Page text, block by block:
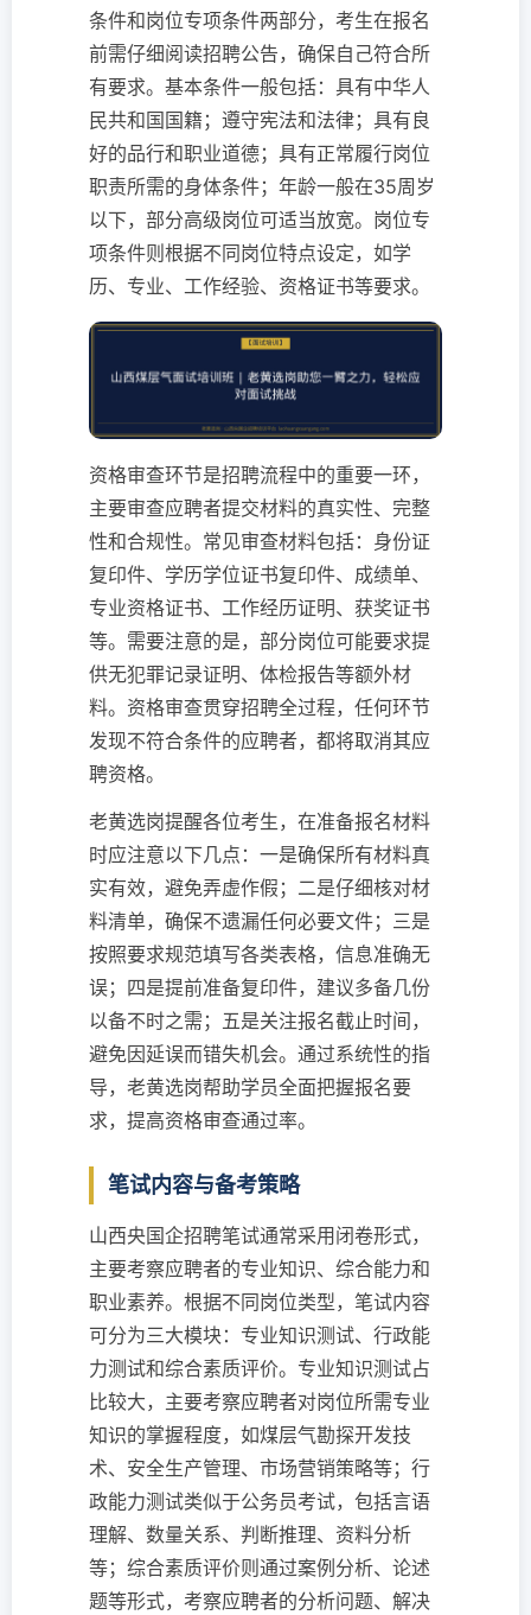
条件和岗位专项条件两部分，考生在报名
前需仔细阅读招聘公告，确保自己符合所
有要求。基本条件一般包括：具有中华人
民共和国国籍；遵守宪法和法律；具有良
好的品行和职业道德；具有正常履行岗位
职责所需的身体条件；年龄一般在35周岁
以下，部分高级岗位可适当放宽。岗位专
项条件则根据不同岗位特点设定，如学
历、专业、工作经验、资格证书等要求。
资格审查环节是招聘流程中的重要一环，
主要审查应聘者提交材料的真实性、完整
性和合规性。常见审查材料包括：身份证
复印件、学历学位证书复印件、成绩单、
专业资格证书、工作经历证明、获奖证书
等。需要注意的是，部分岗位可能要求提
供无犯罪记录证明、体检报告等额外材
料。资格审查贯穿招聘全过程，任何环节
发现不符合条件的应聘者，都将取消其应
聘资格。
老黄选岗提醒各位考生，在准备报名材料
时应注意以下几点：一是确保所有材料真
实有效，避免弄虚作假；二是仔细核对材
料清单，确保不遗漏任何必要文件；三是
按照要求规范填写各类表格，信息准确无
误；四是提前准备复印件，建议多备几份
以备不时之需；五是关注报名截止时间，
避免因延误而错失机会。通过系统性的指
导，老黄选岗帮助学员全面把握报名要
求，提高资格审查通过率。
笔试内容与备考策略
山西央国企招聘笔试通常采用闭卷形式，
主要考察应聘者的专业知识、综合能力和
职业素养。根据不同岗位类型，笔试内容
可分为三大模块：专业知识测试、行政能
力测试和综合素质评价。专业知识测试占
比较大，主要考察应聘者对岗位所需专业
知识的掌握程度，如煤层气勘探开发技
术、安全生产管理、市场营销策略等；行
政能力测试类似于公务员考试，包括言语
理解、数量关系、判断推理、资料分析
等；综合素质评价则通过案例分析、论述
题等形式，考察应聘者的分析问题、解决